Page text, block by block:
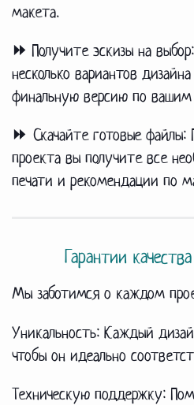
макета.
⏩ Получите эскизы на выбор:
несколько вариантов
финальную версию по
⏩ Скачайте готовые файлы:
проекта вы получите все
печати и рекомендации по
Гарантии
Мы заботимся о каждом
Уникальность: Каждый
чтобы он идеально
Техническую поддержку: